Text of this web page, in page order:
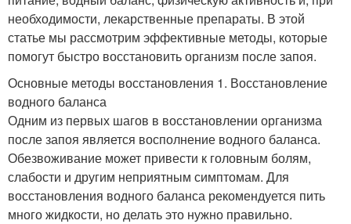
необходимости, лекарственные препараты. В этой
статье мы рассмотрим эффективные методы, которые
помогут быстро восстановить организм после запоя.
Основные методы восстановления 1. Восстановление
водного баланса
Одним из первых шагов в восстановлении организма
после запоя является восполнение водного баланса.
Обезвоживание может привести к головным болям,
слабости и другим неприятным симптомам. Для
восстановления водного баланса рекомендуется пить
много жидкости, но делать это нужно правильно.